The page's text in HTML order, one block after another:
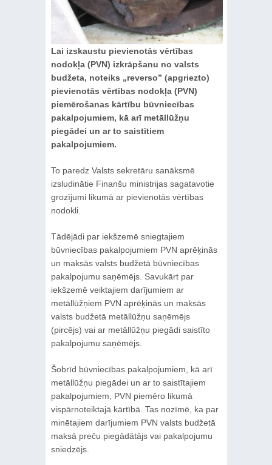
Lai izskaustu pievienotās vērtības
nodokļa (PVN) izkrāpšanu no valsts
budžeta, noteiks „reverso” (apgriezto)
pievienotās vērtības nodokļa (PVN)
piemērošanas kārtību būvniecības
pakalpojumiem, kā arī metāllūžņu
piegādei un ar to saistītiem
pakalpojumiem.
To paredz Valsts sekretāru sanāksmē
izsludinātie Finanšu ministrijas sagatavotie
grozījumi likumā ar pievienotās vērtības
nodokli.
Tādējādi par iekšzemē sniegtajiem
būvniecības pakalpojumiem PVN aprēķinās
un maksās valsts budžetā būvniecības
pakalpojumu saņēmējs. Savukārt par
iekšzemē veiktajiem darījumiem ar
metāllūžņiem PVN aprēķinās un maksās
valsts budžetā metāllūžņu saņēmējs
(pircējs) vai ar metāllūžņu piegādi saistīto
pakalpojumu saņēmējs.
Šobrīd būvniecības pakalpojumiem, kā arī
metāllūžņu piegādei un ar to saistītajiem
pakalpojumiem, PVN piemēro likumā
vispārnoteiktajā kārtībā. Tas nozīmē, ka par
minētajiem darījumiem PVN valsts budžetā
maksā preču piegādātājs vai pakalpojumu
sniedzējs.